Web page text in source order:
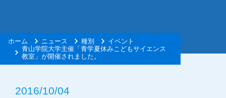
ホーム ニュース 種別
イベント
青山学院大学主催「青学夏休みこどもサイエンス
教室」が開催されました。
2016/10/04